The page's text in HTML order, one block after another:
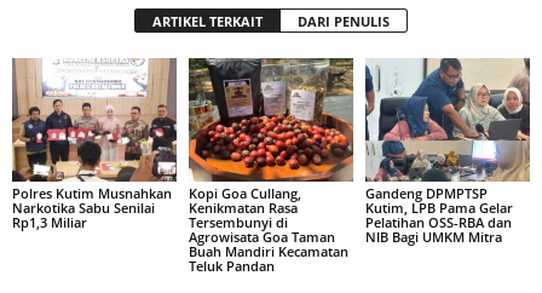
ARTIKEL TERKAIT DARI PENULIS
Polres Kutim Musnahkan
Narkotika Sabu Senilai
Rp1,3 Miliar
Kopi Goa Cullang,
Kenikmatan Rasa
Tersembunyi di
Agrowisata Goa Taman
Buah Mandiri Kecamatan
Teluk Pandan
Gandeng DPMPTSP
Kutim, LPB Pama Gelar
Pelatihan OSS-RBA dan
NIB Bagi UMKM Mitra